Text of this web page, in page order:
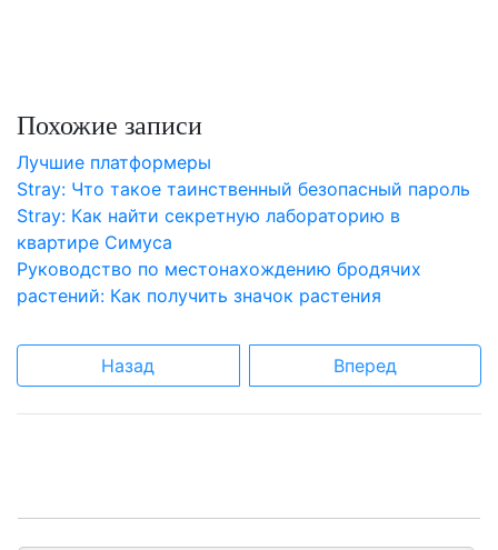
Похожие записи
Лучшие платформеры
Stray: Что такое таинственный безопасный пароль
Stray: Как найти секретную лабораторию в
квартире Симуса
Руководство по местонахождению бродячих
растений: Как получить значок растения
Назад Вперед